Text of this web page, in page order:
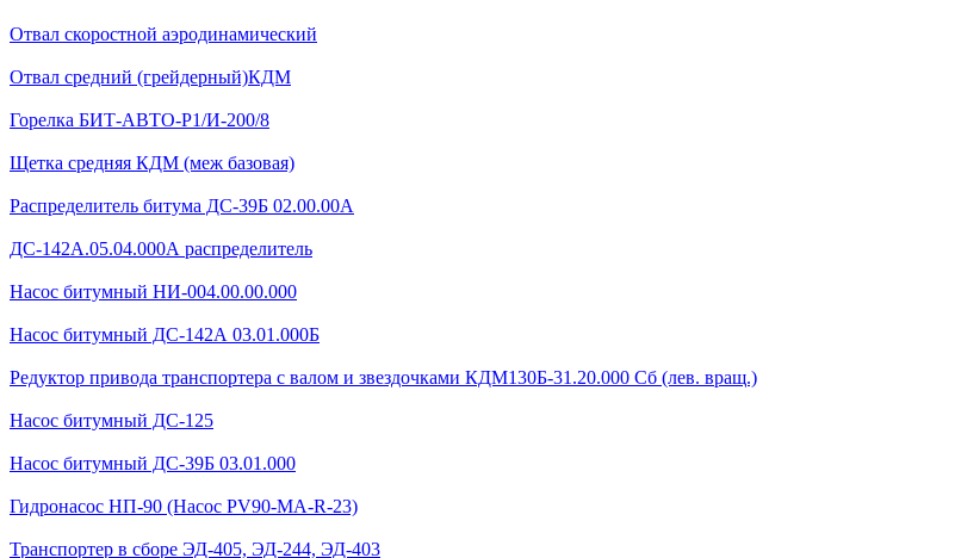
Отвал скоростной аэродинамический
Отвал средний (грейдерный)КДМ
Горелка БИТ-АВТО-Р1/И-200/8
Щетка средняя КДМ (меж базовая)
Распределитель битума ДС-39Б 02.00.00А
ДС-142А.05.04.000А распределитель
Насос битумный НИ-004.00.00.000
Насос битумный ДС-142А 03.01.000Б
Редуктор привода транспортера с валом и звездочками КДМ130Б-31.20.000 Сб (лев. вращ.)
Насос битумный ДС-125
Насос битумный ДС-39Б 03.01.000
Гидронасос НП-90 (Насос PV90-MA-R-23)
Транспортер в сборе ЭД-405, ЭД-244, ЭД-403